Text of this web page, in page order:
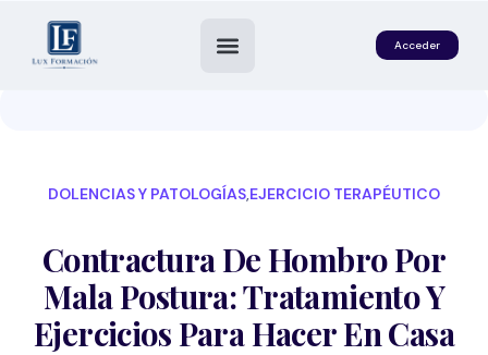
Acceder
DOLENCIAS Y PATOLOGÍAS,EJERCICIO TERAPÉUTICO
Contractura De Hombro Por
Mala Postura: Tratamiento Y
Ejercicios Para Hacer En Casa